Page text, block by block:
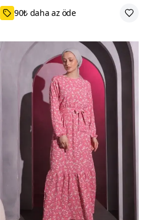
1,2,3